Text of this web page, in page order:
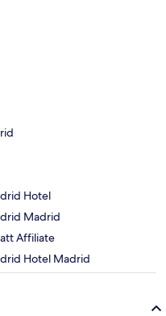
Hotel
Madrid
Affiliate
Hotel Madrid